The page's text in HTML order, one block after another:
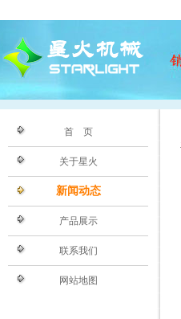
首 页
关于星火
新闻动态
产品展示
联系我们
网站地图